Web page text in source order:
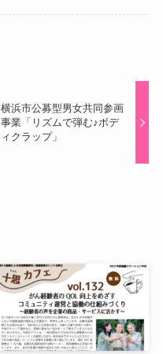
横浜市公募型男女共同参画
事業「リズムで弾む♪ボデ
ィクラップ」